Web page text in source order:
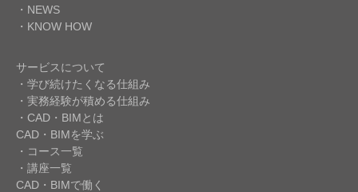
・NEWS
・KNOW HOW
サービスについて
・学び続けたくなる仕組み
・実務経験が積める仕組み
・CAD・BIMとは
CAD・BIMを学ぶ
・コース一覧
・講座一覧
CAD・BIMで働く